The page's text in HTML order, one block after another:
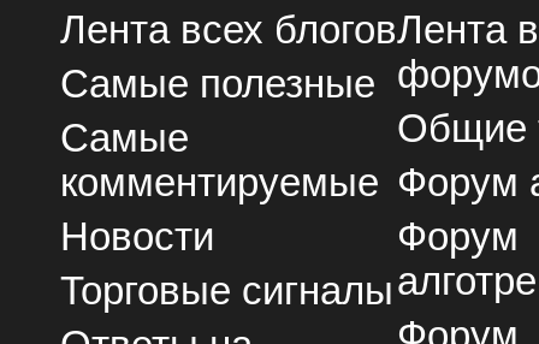
Лента всех блогов
Самые полезные
Самые
комментируемые
Новости
Торговые сигналы
Лента
Общие
Форум
Форум
Форум